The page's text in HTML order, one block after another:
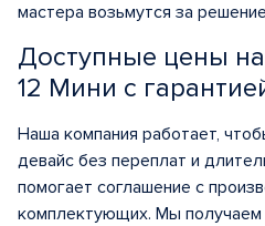
мастера возьмутся за
Доступные цены
12 Мини с
Наша компания работает,
девайс без переплат и
помогает соглашение с
комплектующих. Мы получаем